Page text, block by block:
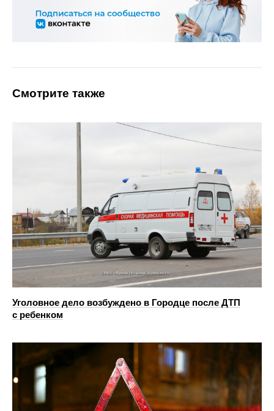
Смотрите также
Уголовное дело возбуждено в Городце после ДТП
с ребенком